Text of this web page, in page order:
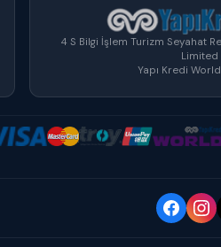
4 S Bilgi İşlem Turizm Seyahat
Limited
Yapı Kredi